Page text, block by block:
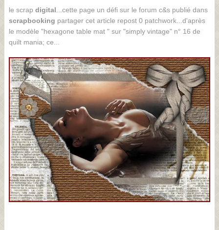
le scrap digital ...cette page un défi sur le forum c&s publié dans
scrapbooking partager cet article repost 0 patchwork...d'après
le modèle "hexagone table mat " sur "simply vintage" n° 16 de
quilt mania; ce...